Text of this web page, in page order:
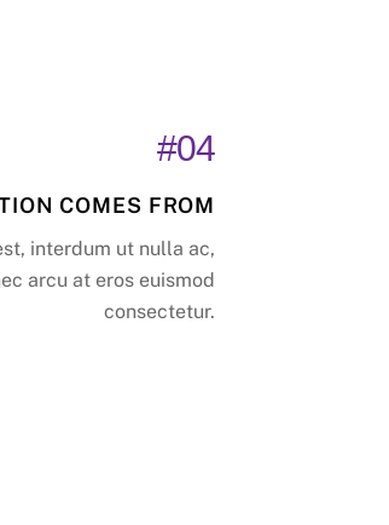
#04
COMES FROM
interdum ut nulla ac,
arcu at eros euismod
consectetur.